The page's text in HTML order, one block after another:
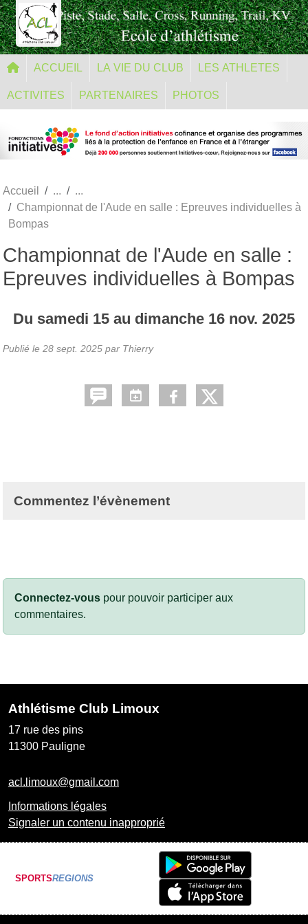
ACCUEIL LA VIE DU CLUB LES ATHLETES
ACTIVITES PARTENAIRES PHOTOS
Accueil
Championnat de l'Aude en salle : Epreuves individuelles à
Bompas
Championnat de l'Aude en salle :
Epreuves individuelles à Bompas
Du samedi 15 au dimanche 16 nov. 2025
Publié le 28 sept. 2025 par Thierry
Commentez l’évènement
Connectez-vous pour pouvoir participer aux
commentaires.
Athlétisme Club Limoux
17 rue des pins
11300 Pauligne
acl.limoux@gmail.com
Informations légales
Signaler un contenu inapproprié
SPORTSREGIONS
Panneau de gestion des cookies